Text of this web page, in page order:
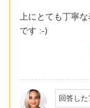
上にとても丁寧
です :-)
回答した